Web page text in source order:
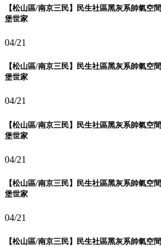
【松山區/南京三民】民生社區黑灰系帥氣空
堡世家
04/21
【松山區/南京三民】民生社區黑灰系帥氣空
堡世家
04/21
【松山區/南京三民】民生社區黑灰系帥氣空
堡世家
04/21
【松山區/南京三民】民生社區黑灰系帥氣空
堡世家
04/21
【松山區/南京三民】民生社區黑灰系帥氣空